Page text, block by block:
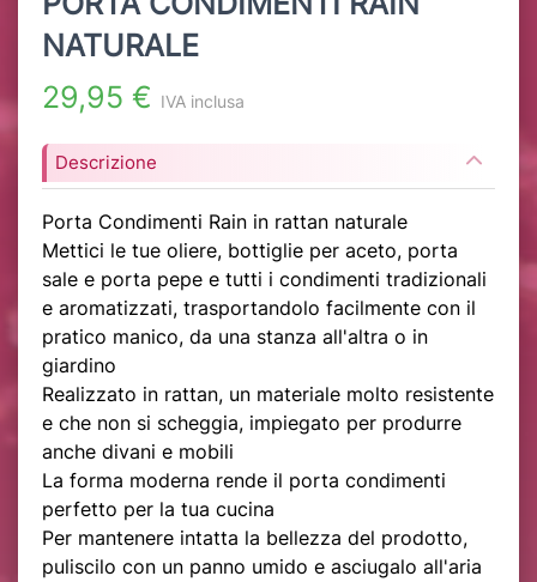
NATURALE
29,95 € IVA inclusa
Descrizione
Porta Condimenti Rain in rattan naturale
Mettici le tue oliere, bottiglie per aceto, porta
sale e porta pepe e tutti i condimenti tradizionali
e aromatizzati, trasportandolo facilmente con il
pratico manico, da una stanza all'altra o in
giardino
Realizzato in rattan, un materiale molto resistente
e che non si scheggia, impiegato per produrre
anche divani e mobili
La forma moderna rende il porta condimenti
perfetto per la tua cucina
Per mantenere intatta la bellezza del prodotto,
puliscilo con un panno umido e asciugalo all'aria